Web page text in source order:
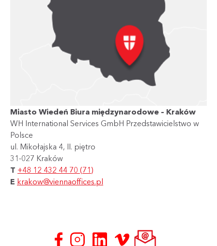
Miasto Wiedeń Biura międzynarodowe – Kraków
WH International Services GmbH Przedstawicielstwo w
Polsce
ul. Mikołajska 4, II. piętro
31-027 Kraków
T +48 12 432 44 70 (71)
E krakow@viennaoffices.pl